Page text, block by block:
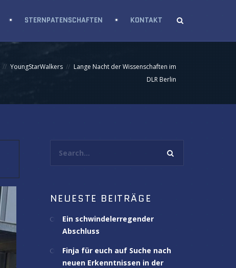
STERNPATENSCHAFTEN KONTAKT
YoungStarWalkers
Lange Nacht der Wissenschaften im
DLR Berlin
NEUESTE BEITRÄGE
Ein schwindelerregender
Abschluss
Finja für euch auf Suche nach
neuen Erkenntnissen in der